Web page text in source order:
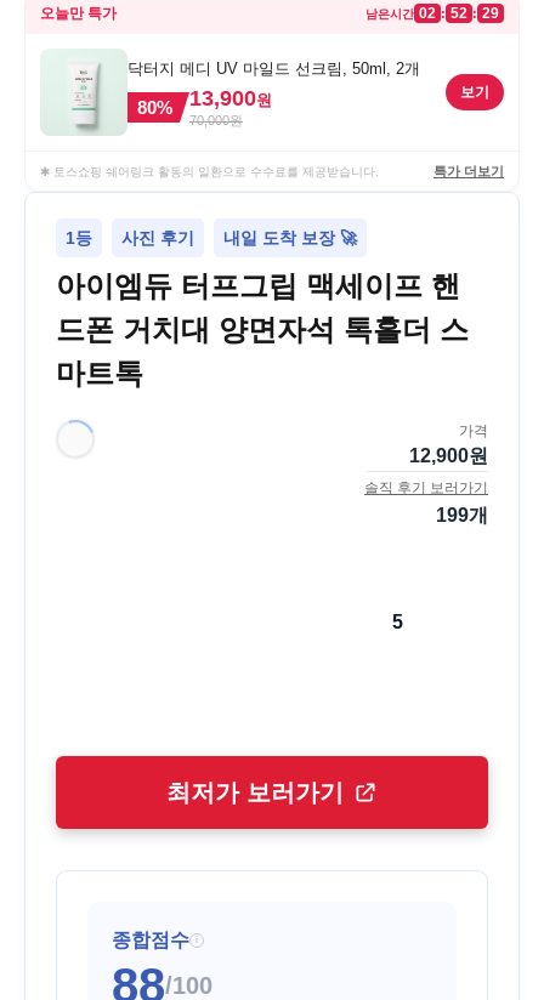
오늘만 특가 남은시간 02 : 52 : 29
닥터지 메디 UV 마일드 선크림, 50ml, 2개
80% 13,900원
70,000원
보기
✱ 토스쇼핑 쉐어링크 활동의 일환으로 수수료를 제공받습니다. 특가 더보기
1등 사진 후기 내일 도착 보장 🚀
아이엠듀 터프그립 맥세이프 핸
드폰 거치대 양면자석 톡홀더 스
마트톡
가격
12,900원
솔직 후기 보러가기
199개
5
최저가 보러가기
종합점수 i
88/100